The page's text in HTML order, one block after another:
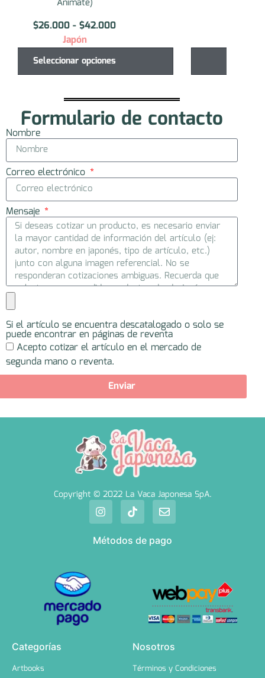
$30.000
Seleccionar opciones
Formulario de contacto
Nombre
Correo electrónico
Mensaje
Si el artículo se encuentra descatalogado o solo se
puede encontrar en páginas de reventa
Acepto cotizar el artículo en el mercado de
segunda mano o reventa.
Enviar
Copyright © 2022 La Vaca Japonesa SpA.
Métodos de pago
Categorías
Artbooks
Nosotros
Términos y Condiciones